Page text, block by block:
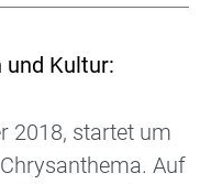
und Kultur:
2018, startet um
Auf